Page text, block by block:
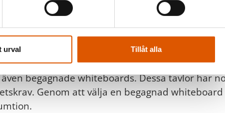
urval Tillåt alla
Därför erbjuder vi både nya och
nya whiteboards finns i olika storlekar,
efter behov. Dessa tavlor är tillverkade med
begagnade whiteboards. Dessa tavlor har
Genom att välja en begagnad